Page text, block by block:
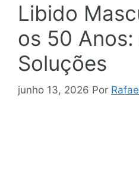
Libido
os 50 Anos:
Soluções
junho 13, 2026 Por